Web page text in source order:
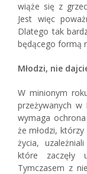
wiąże się z
Jest więc
Dlatego tak
będącego formą
Młodzi, nie
W minionym
przeżywanych w
wymaga
że młodzi,
życia,
które zaczęły
Tymczasem z